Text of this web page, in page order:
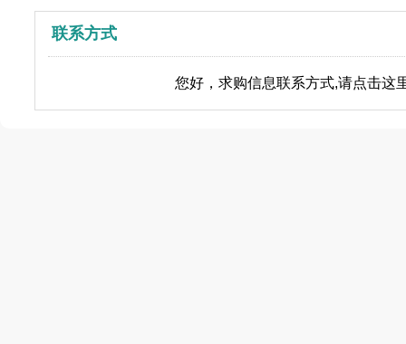
联系方式
您好，求购信息联系方式,请点击这